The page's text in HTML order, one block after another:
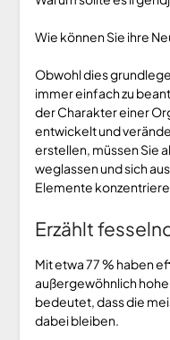
Wie können Sie ihre
Obwohl dies
immer einfach zu
der Charakter einer
entwickelt und
erstellen, müssen Sie
weglassen und sich
Elemente
Erzählt
Mit etwa 77 % haben
außergewöhnlich
bedeutet, dass die
dabei bleiben.